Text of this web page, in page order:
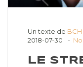
Un texte de
2018-07-30
LE